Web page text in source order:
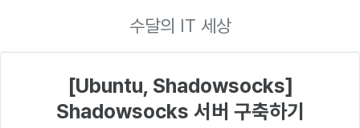
수달의 IT 세상
[Ubuntu, Shadowsocks]
Shadowsocks 서버 구축하기